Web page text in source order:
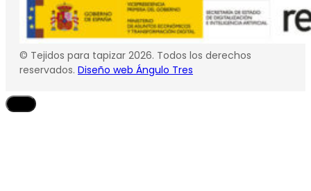
© Tejidos para tapizar 2026. Todos los derechos
reservados. Diseño web Ángulo Tres